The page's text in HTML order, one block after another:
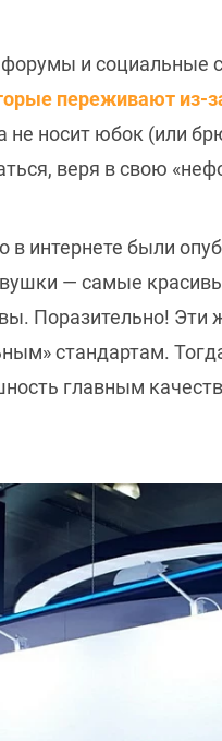
форумы и социальные
переживают из-
не носит юбок (или
веря в свою
интернете были
— самые
Поразительно!
стандартам.
главным